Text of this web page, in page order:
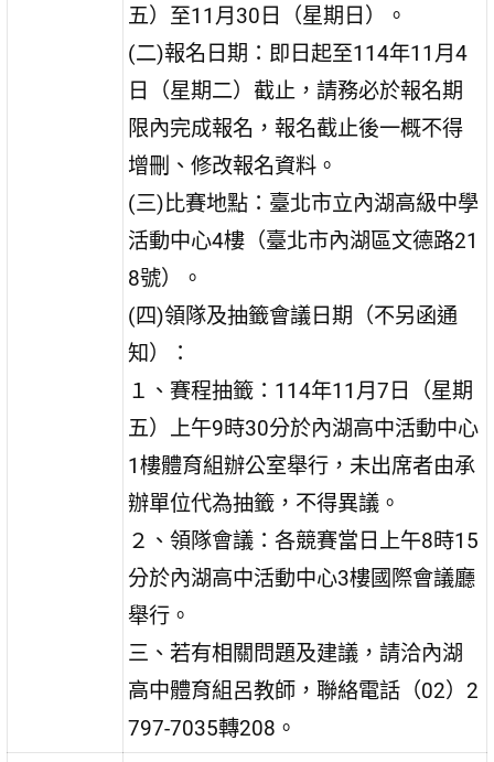
五）至11月30日（星期日）。
(二)報名日期：即日起至114年11月4
日（星期二）截止，請務必於報名期
限內完成報名，報名截止後一概不得
增刪、修改報名資料。
(三)比賽地點：臺北市立內湖高級中學
活動中心4樓（臺北市內湖區文德路21
8號）。
(四)領隊及抽籤會議日期（不另函通
知）：
１、賽程抽籤：114年11月7日（星期
五）上午9時30分於內湖高中活動中心
1樓體育組辦公室舉行，未出席者由承
辦單位代為抽籤，不得異議。
２、領隊會議：各競賽當日上午8時15
分於內湖高中活動中心3樓國際會議廳
舉行。
三、若有相關問題及建議，請洽內湖
高中體育組呂教師，聯絡電話（02）2
797-7035轉208。